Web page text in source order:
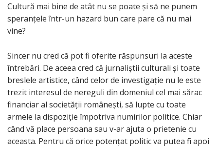
Cultură mai bine de atât nu se poate și să ne punem
speranțele într-un hazard bun care pare că nu mai
vine?
Sincer nu cred că pot fi oferite răspunsuri la aceste
întrebări. De aceea cred că jurnaliștii culturali și toate
breslele artistice, când celor de investigație nu le este
trezit interesul de nereguli din domeniul cel mai sărac
financiar al societății românești, să lupte cu toate
armele la dispoziție împotriva numirilor politice. Chiar
când vă place persoana sau v-ar ajuta o prietenie cu
aceasta. Pentru că orice potențat politic va putea fi apoi